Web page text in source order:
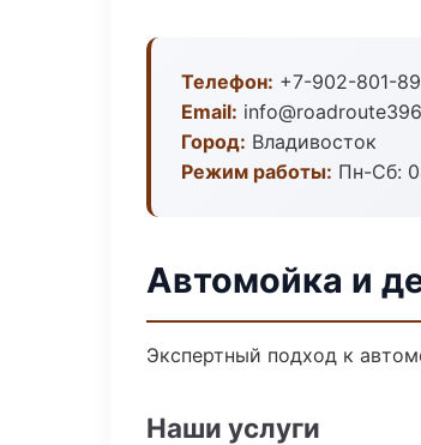
Телефон: +7-902-801-
Email:
Город: Владивосток
Режим работы: Пн-Сб:
Автомойка и
Экспертный подход к
Наши услуги